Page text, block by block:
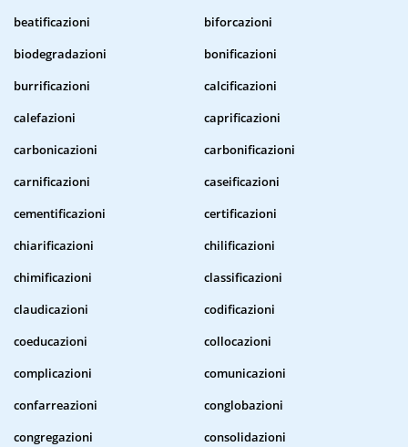
beatificazioni
biforcazioni
biodegradazioni
bonificazioni
burrificazioni
calcificazioni
calefazioni
caprificazioni
carbonicazioni
carbonificazioni
carnificazioni
caseificazioni
cementificazioni
certificazioni
chiarificazioni
chilificazioni
chimificazioni
classificazioni
claudicazioni
codificazioni
coeducazioni
collocazioni
complicazioni
comunicazioni
confarreazioni
conglobazioni
congregazioni
consolidazioni